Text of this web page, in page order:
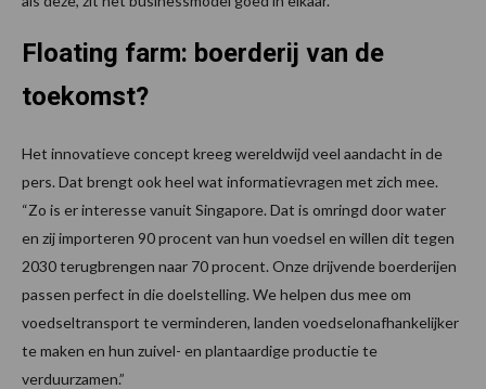
Floating farm: boerderij van de
toekomst?
Het innovatieve concept kreeg wereldwijd veel aandacht in de
pers. Dat brengt ook heel wat informatievragen met zich mee.
“Zo is er interesse vanuit Singapore. Dat is omringd door water
en zij importeren 90 procent van hun voedsel en willen dit tegen
2030 terugbrengen naar 70 procent. Onze drijvende boerderijen
passen perfect in die doelstelling. We helpen dus mee om
voedseltransport te verminderen, landen voedselonafhankelijker
te maken en hun zuivel- en plantaardige productie te
verduurzamen.”